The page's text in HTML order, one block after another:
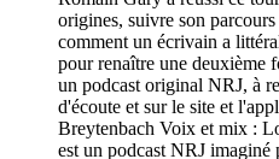
origines, suivre son
comment un écrivain a
pour renaître une deuxième
un podcast original NRJ, à
d'écoute et sur le site et
Breytenbach Voix et mix :
est un podcast NRJ imaginé